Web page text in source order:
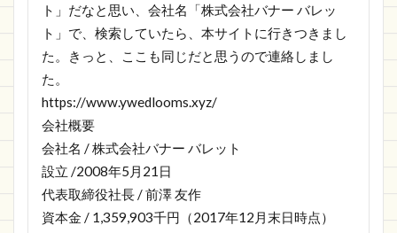
ト」だなと思い、会社名「株式会社バナー バレッ
ト」で、検索していたら、本サイトに行きつきまし
た。きっと、ここも同じだと思うので連絡しまし
た。
https://www.ywedlooms.xyz/
会社概要
会社名 / 株式会社バナー バレット
設立 /2008年5月21日
代表取締役社長 / 前澤 友作
資本金 / 1,359,903千円（2017年12月末日時点）